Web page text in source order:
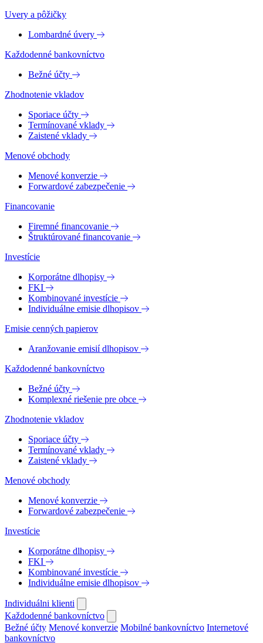
Uvery a pôžičky
Lombardné úvery
Každodenné bankovníctvo
Bežné účty
Zhodnotenie vkladov
Sporiace účty
Termínované vklady
Zaistené vklady
Menové obchody
Menové konverzie
Forwardové zabezpečenie
Financovanie
Firemné financovanie
Štruktúrované financovanie
Investície
Korporátne dlhopisy
FKI
Kombinované investície
Individuálne emisie dlhopisov
Emisie cenných papierov
Aranžovanie emisií dlhopisov
Každodenné bankovníctvo
Bežné účty
Komplexné riešenie pre obce
Zhodnotenie vkladov
Sporiace účty
Termínované vklady
Zaistené vklady
Menové obchody
Menové konverzie
Forwardové zabezpečenie
Investície
Korporátne dlhopisy
FKI
Kombinované investície
Individuálne emisie dlhopisov
Individuálni klienti
Každodenné bankovníctvo
Bežné účty Menové konverzie Mobilné bankovníctvo Internetové
bankovníctvo